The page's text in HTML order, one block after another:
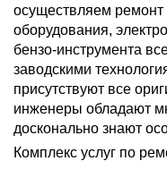
осуществляем ремонт
оборудования,
бензо-инструмента
заводскими
присутствуют все
инженеры обладают
досконально знают
Комплекс услуг по